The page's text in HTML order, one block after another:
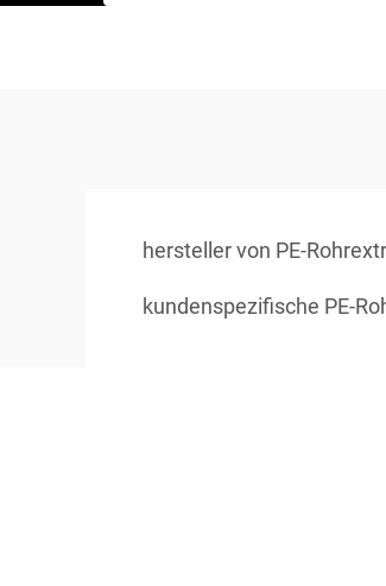
hersteller von PE-
kundenspezifische PE-